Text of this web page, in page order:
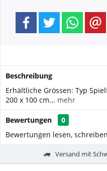
Beschreibung
Erhältliche Grössen: Typ
200 x 100 cm... mehr
Bewertungen
0
Bewertungen lesen,
Versand mit